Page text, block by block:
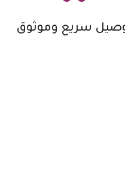
سريع وموثوق